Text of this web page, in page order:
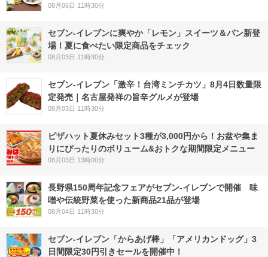
08月06日 11時30分
セブン‐イレブンに爽やか「レモン」スイーツ＆パン新登
場！夏に食べたい限定商品をチェック
08月03日 11時30分
セブン-イレブン「激辛！台湾ミンチカツ」8月4日数量限
定発売｜名古屋発祥の旨辛グルメが登場
08月03日 11時30分
ピザハット夏休みセット3種が3,000円から！お盆や集ま
りにぴったりのボリューム&おトクな期間限定メニュー
08月03日 13時00分
長野県150周年記念フェアがセブン-イレブンで開催 味
噌や伝統野菜を使った新商品21品が登場
08月04日 11時30分
セブン‐イレブン「からあげ棒」「アメリカンドッグ」3
日間限定30円引きセールを開催中！